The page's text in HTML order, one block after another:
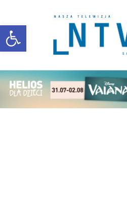
Otwórz pasek narzędzi